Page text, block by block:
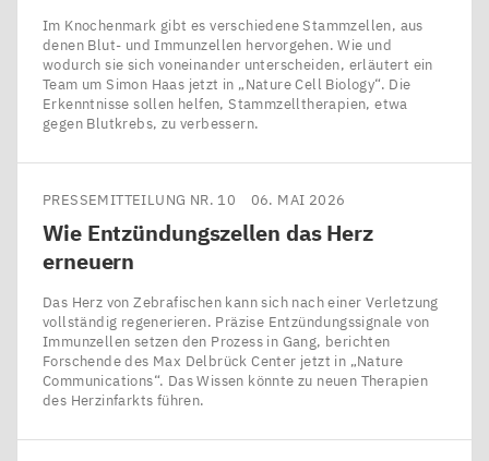
Im Knochenmark gibt es verschiedene Stammzellen, aus
denen Blut- und Immunzellen hervorgehen. Wie und
wodurch sie sich voneinander unterscheiden, erläutert ein
Team um Simon Haas jetzt in ​„Nature Cell Biology“. Die
Erkenntnisse sollen helfen, Stammzelltherapien, etwa
gegen Blutkrebs, zu verbessern.
PRESSEMITTEILUNG NR. 10 06. MAI 2026
Wie Entzündungszellen das Herz
erneuern
Das Herz von Zebrafischen kann sich nach einer Verletzung
vollständig regenerieren. Präzise Entzündungssignale von
Immunzellen setzen den Prozess in Gang, berichten
Forschende des Max Delbrück Center jetzt in ​„Nature
Communications“. Das Wissen könnte zu neuen Therapien
des Herzinfarkts führen.